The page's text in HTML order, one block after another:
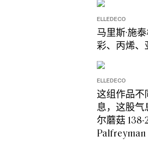
ELLEDECO
马里斯·施
彩、丙烯、
ELLEDECO
这组作品不
息，这股气
尔蘑菇 138-